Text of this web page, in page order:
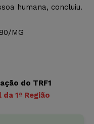
humana, concluiu.
MG
do TRF1
1ª Região